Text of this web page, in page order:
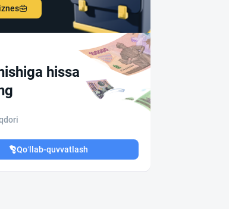
hissa
Qo‘llab-quvvatlash